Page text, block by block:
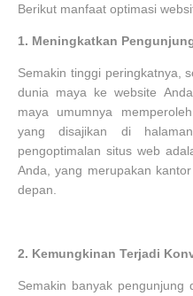
Berikut manfaat optimasi
1. Meningkatkan
Semakin tinggi peringkatnya,
dunia maya ke website
maya umumnya
yang disajikan di
pengoptimalan situs web
Anda, yang merupakan
depan.
2. Kemungkinan Terjadi
Semakin banyak pengunjung